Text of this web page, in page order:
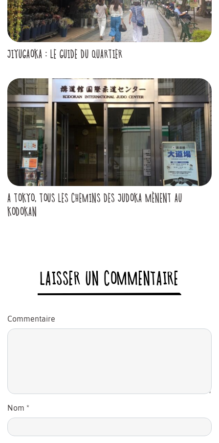
JIYUGAOKA : LE GUIDE DU QUARTIER
A TOKYO, TOUS LES CHEMINS DES JUDOKA MÈNENT AU
KODOKAN
LAISSER UN COMMENTAIRE
Commentaire
Nom *